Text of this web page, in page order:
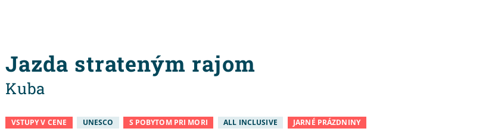
Jazda strateným rajom
Kuba
VSTUPY V CENE UNESCO S POBYTOM PRI MORI ALL INCLUSIVE JARNÉ PRÁZDNINY